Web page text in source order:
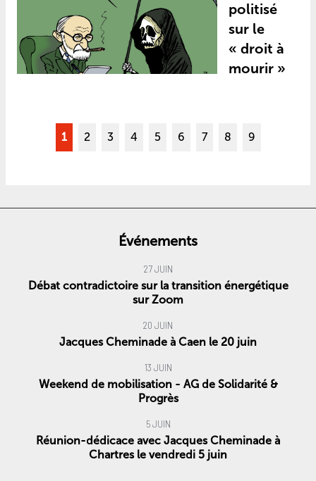
politisé
sur le
« droit à
mourir »
1 2 3 4 5 6 7 8 9
Événements
27 JUIN
Débat contradictoire sur la transition énergétique
sur Zoom
20 JUIN
Jacques Cheminade à Caen le 20 juin
13 JUIN
Weekend de mobilisation - AG de Solidarité &
Progrès
5 JUIN
Réunion-dédicace avec Jacques Cheminade à
Chartres le vendredi 5 juin